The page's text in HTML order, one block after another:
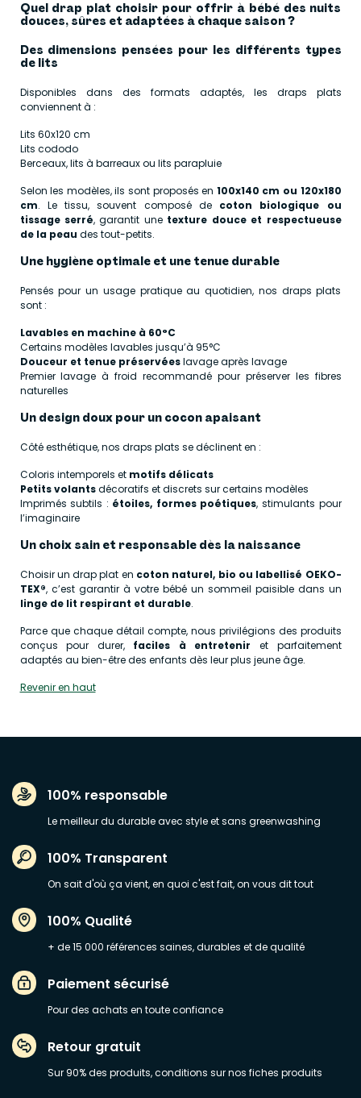
Quel drap plat choisir pour offrir à bébé des nuits
douces, sûres et adaptées à chaque saison ?
Des dimensions pensées pour les différents types
de lits
Disponibles dans des formats adaptés, les draps plats
conviennent à :
Lits 60x120 cm
Lits cododo
Berceaux, lits à barreaux ou lits parapluie
Selon les modèles, ils sont proposés en 100x140 cm ou 120x180
cm. Le tissu, souvent composé de coton biologique ou
tissage serré, garantit une texture douce et respectueuse
de la peau des tout-petits.
Une hygiène optimale et une tenue durable
Pensés pour un usage pratique au quotidien, nos draps plats
sont :
Lavables en machine à 60°C
Certains modèles lavables jusqu’à 95°C
Douceur et tenue préservéeslavage après lavage
Premier lavage à froid recommandé pour préserver les fibres
naturelles
Un design doux pour un cocon apaisant
Côté esthétique, nos draps plats se déclinent en :
Coloris intemporels et motifs délicats
Petits volantsdécoratifs et discrets sur certains modèles
Imprimés subtils : étoiles, formes poétiques, stimulants pour
l’imaginaire
Un choix sain et responsable dès la naissance
Choisir un drap plat en coton naturel, bio ou labellisé OEKO-
TEX®, c’est garantir à votre bébé un sommeil paisible dans un
linge de lit respirant et durable.
Parce que chaque détail compte, nous privilégions des produits
conçus pour durer, faciles à entretenir et parfaitement
adaptés au bien-être des enfants dès leur plus jeune âge.
Revenir en haut
100% responsable
Le meilleur du durable avec style et sans greenwashing
100% Transparent
On sait d'où ça vient, en quoi c'est fait, on vous dit tout
100% Qualité
+ de 15 000 références saines, durables et de qualité
Paiement sécurisé
Pour des achats en toute confiance
Retour gratuit
Sur 90% des produits, conditions sur nos fiches produits